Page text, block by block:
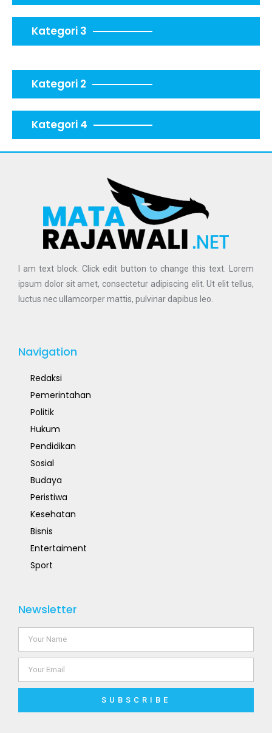
Kategori 3
Kategori 2
Kategori 4
I am text block. Click edit button to change this text. Lorem
ipsum dolor sit amet, consectetur adipiscing elit. Ut elit tellus,
luctus nec ullamcorper mattis, pulvinar dapibus leo.
Navigation
Redaksi
Pemerintahan
Politik
Hukum
Pendidikan
Sosial
Budaya
Peristiwa
Kesehatan
Bisnis
Entertaiment
Sport
Newsletter
SUBSCRIBE